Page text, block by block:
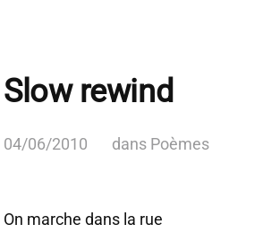
Slow rewind
04/06/2010 dans Poèmes
On marche dans la rue